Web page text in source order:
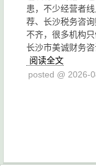
患，不少经营者
荐、长沙税务咨
不齐，很多机构
长沙市美诚财务
阅读全文
posted @ 2026-